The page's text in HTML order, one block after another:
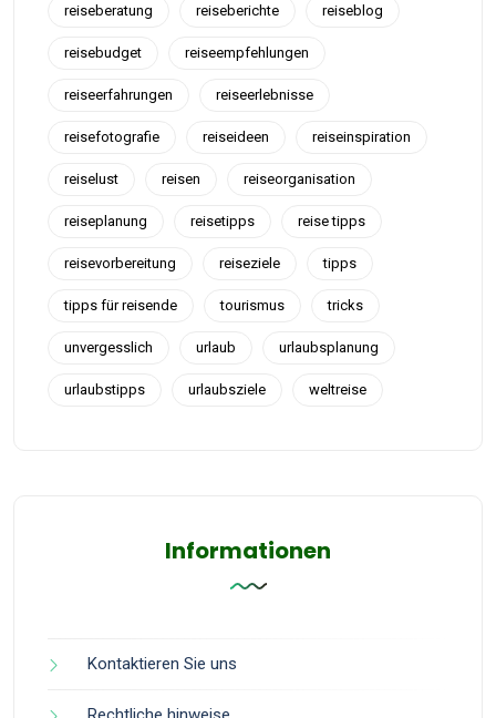
reiseberatung reiseberichte reiseblog
reisebudget reiseempfehlungen
reiseerfahrungen reiseerlebnisse
reisefotografie reiseideen reiseinspiration
reiselust reisen reiseorganisation
reiseplanung reisetipps reise tipps
reisevorbereitung reiseziele tipps
tipps für reisende tourismus tricks
unvergesslich urlaub urlaubsplanung
urlaubstipps urlaubsziele weltreise
Informationen
Kontaktieren Sie uns